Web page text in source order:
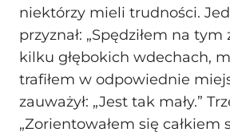
niektórzy mieli trudności.
przyznał: „Spędziłem na tym
kilku głębokich wdechach,
trafiłem w odpowiednie
zauważył: „Jest tak mały.”
„Zorientowałem się całkiem